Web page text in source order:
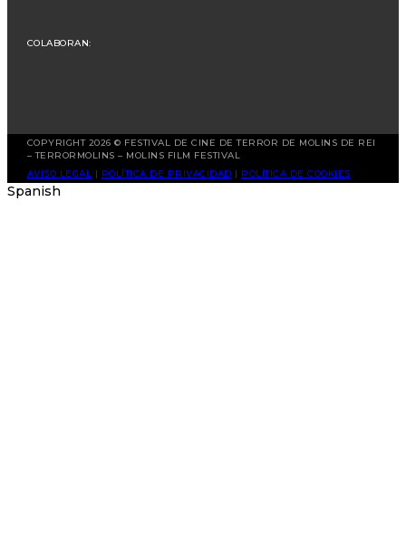
COLABORAN:
COPYRIGHT 2026 © FESTIVAL DE CINE DE TERROR DE MOLINS DE REI
– TERRORMOLINS – MOLINS FILM FESTIVAL
AVISO LEGAL | POLÍTICA DE PRIVACIDAD | POLÍTICA DE COOKIES
Spanish